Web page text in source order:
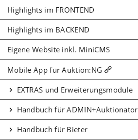
Highlights im FRONTEND
Highlights im BACKEND
Eigene Website inkl. MiniCMS
Mobile App für Auktion:NG
EXTRAS und Erweiterungsmodule
Handbuch für ADMIN+Auktionator
Handbuch für Bieter